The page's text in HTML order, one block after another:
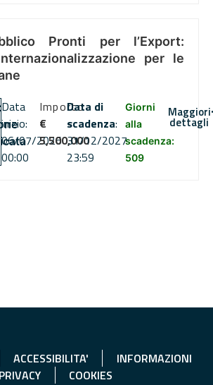
Pronti per l’Export:
per le
Data
inizio:
06/07/2026
00:00
Importo
€
5,500,000
Data di
scadenza:
31/12/2027
23:59
Giorni
alla
scadenza:
509
Maggiori
dettagli
ACCESSIBILITA'
INFORMAZIONI
PRIVACY
COOKIES